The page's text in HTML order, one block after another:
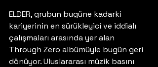
ELDER, grubun bugüne kadarki
kariyerinin en sürükleyici ve iddialı
çalışmaları arasında yer alan
Through Zero albümüyle bugün geri
dönüyor. Uluslararası müzik basını